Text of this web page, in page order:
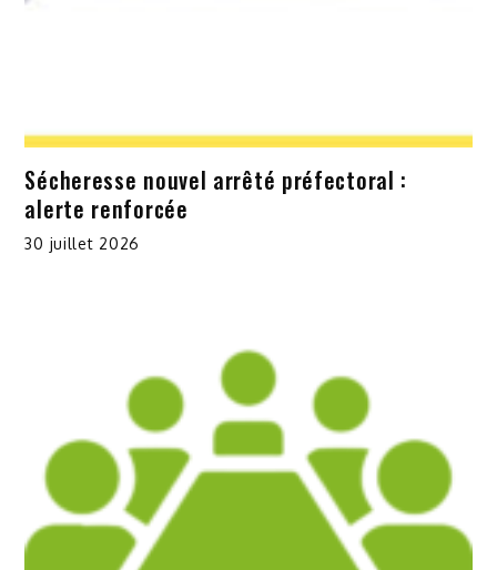
Sécheresse nouvel arrêté préfectoral :
alerte renforcée
30 juillet 2026